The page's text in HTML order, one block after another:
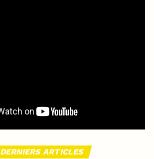
DERNIERS ARTICLES